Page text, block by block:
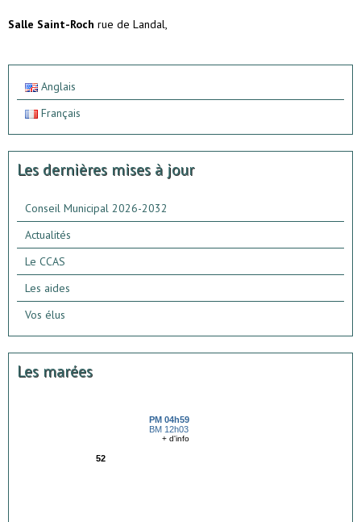
Salle Saint-Roch rue de Landal,
Anglais
Français
Les dernières mises à jour
Conseil Municipal 2026-2032
Actualités
Le CCAS
Les aides
Vos élus
Les marées